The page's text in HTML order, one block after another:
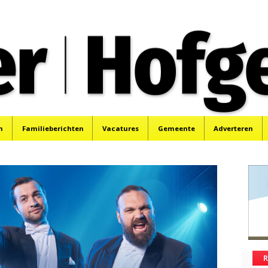
Familieberichten Vacatures Gemeente Adverteren